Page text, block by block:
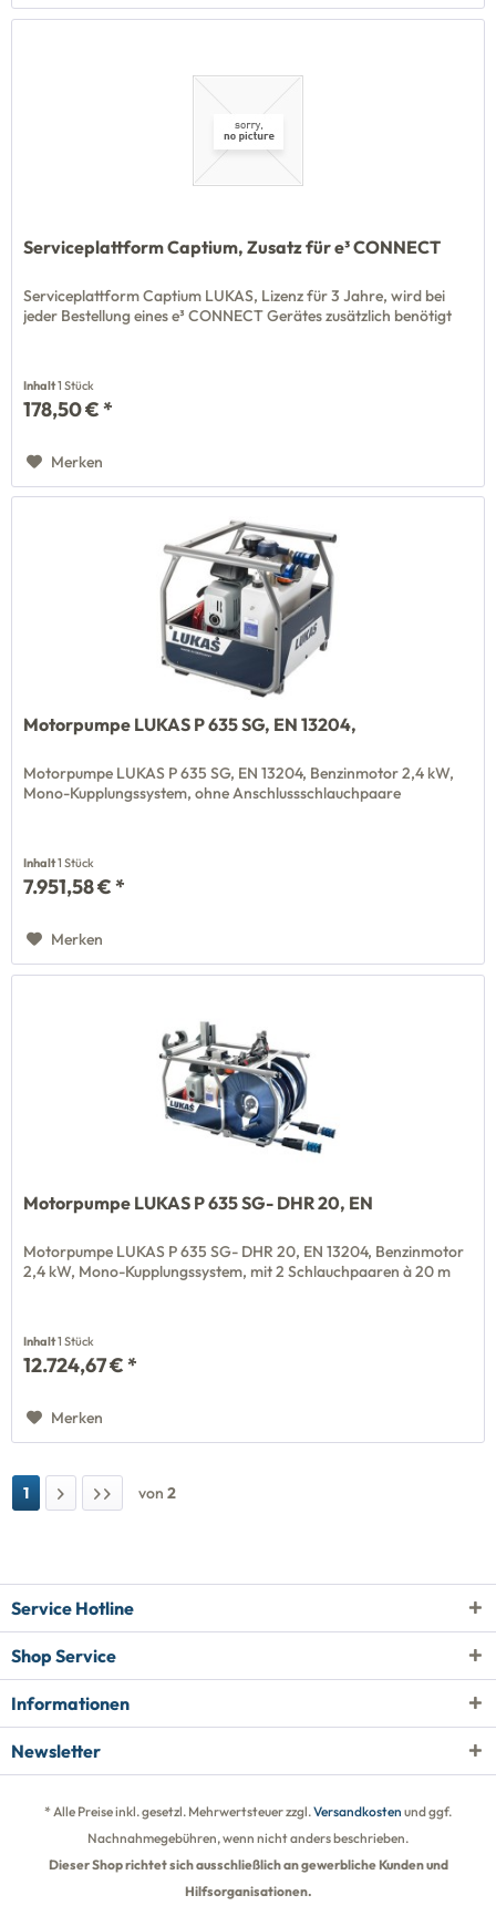
Serviceplattform Captium, Zusatz für e³ CONNECT
Serviceplattform Captium LUKAS, Lizenz für 3 Jahre, wird bei
jeder Bestellung eines e³ CONNECT Gerätes zusätzlich benötigt
Inhalt1 Stück
178,50 € *
Merken
Motorpumpe LUKAS P 635 SG, EN 13204,
Motorpumpe LUKAS P 635 SG, EN 13204, Benzinmotor 2,4 kW,
Mono-Kupplungssystem, ohne Anschlussschlauchpaare
Inhalt1 Stück
7.951,58 € *
Merken
Motorpumpe LUKAS P 635 SG- DHR 20, EN
Motorpumpe LUKAS P 635 SG- DHR 20, EN 13204, Benzinmotor
2,4 kW, Mono-Kupplungssystem, mit 2 Schlauchpaaren à 20 m
Inhalt1 Stück
12.724,67 € *
Merken
1 von 2
Service Hotline
Shop Service
Informationen
Newsletter
* Alle Preise inkl. gesetzl. Mehrwertsteuer zzgl.Versandkosten und ggf.
Nachnahmegebühren, wenn nicht anders beschrieben.
Dieser Shop richtet sich ausschließlich an gewerbliche Kunden und
Hilfsorganisationen.